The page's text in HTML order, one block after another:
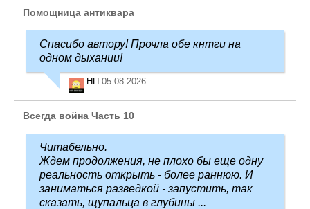
Помощница антиквара
Спасибо автору! Прочла обе кнтги на
одном дыхании!
НП 05.08.2026
Всегда война Часть 10
Читабельно.
Ждем продолжения, не плохо бы еще одну
реальность открыть - более раннюю. И
заниматься разведкой - запустить, так
сказать, щупальца в глубины ...